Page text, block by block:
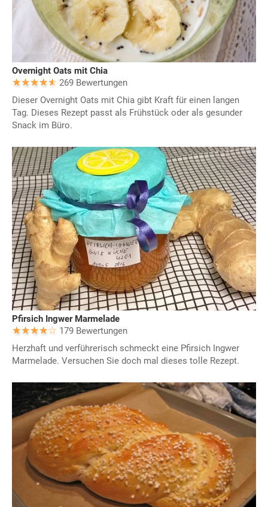
Overnight Oats mit Chia
269 Bewertungen
Dieser Overnight Oats mit Chia gibt Kraft für einen langen
Tag. Dieses Rezept passt als Frühstück oder als gesunder
Snack im Büro.
Pfirsich Ingwer Marmelade
179 Bewertungen
Herzhaft und verführerisch schmeckt eine Pfirsich Ingwer
Marmelade. Versuchen Sie doch mal dieses tolle Rezept.